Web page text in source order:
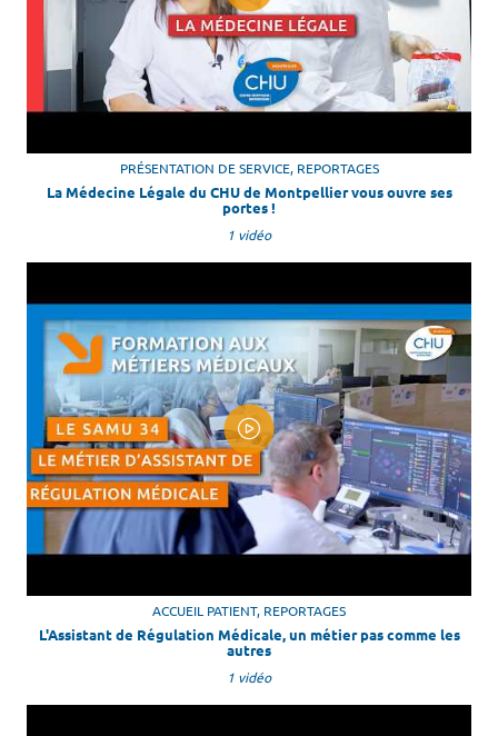
PRÉSENTATION DE SERVICE, REPORTAGES
La Médecine Légale du CHU de Montpellier vous ouvre ses
portes !
1 vidéo
ACCUEIL PATIENT, REPORTAGES
L'Assistant de Régulation Médicale, un métier pas comme les
autres
1 vidéo